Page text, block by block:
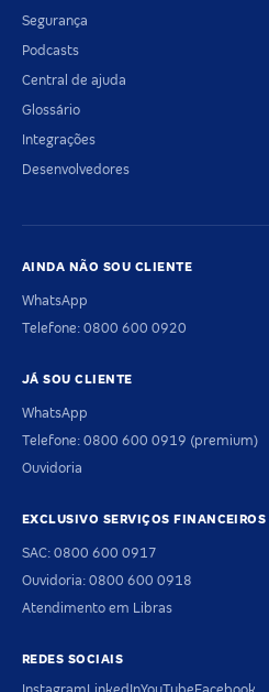
Segurança
Podcasts
Central de ajuda
Glossário
Integrações
Desenvolvedores
AINDA NÃO SOU CLIENTE
WhatsApp
Telefone: 0800 600 0920
JÁ SOU CLIENTE
WhatsApp
Telefone: 0800 600 0919 (premium)
Ouvidoria
EXCLUSIVO SERVIÇOS FINANCEIROS
SAC: 0800 600 0917
Ouvidoria: 0800 600 0918
Atendimento em Libras
REDES SOCIAIS